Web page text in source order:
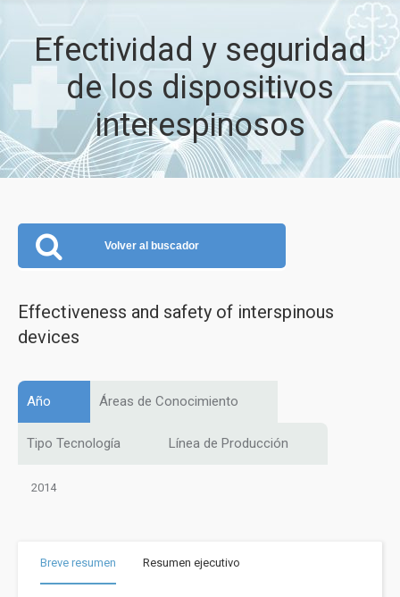
Efectividad y seguridad
de los dispositivos
interespinosos
Volver al buscador
Effectiveness and safety of interspinous
devices
Año Áreas de Conocimiento
Tipo Tecnología Línea de Producción
2014
Breve resumen Resumen ejecutivo